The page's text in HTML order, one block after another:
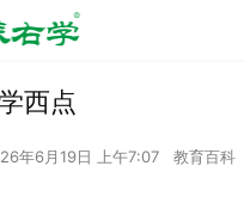
西点
年6月19日 上午7:07 教育百科